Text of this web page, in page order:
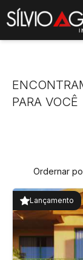
main menu
PARA VOCÊ
Ordernar
Lançamento